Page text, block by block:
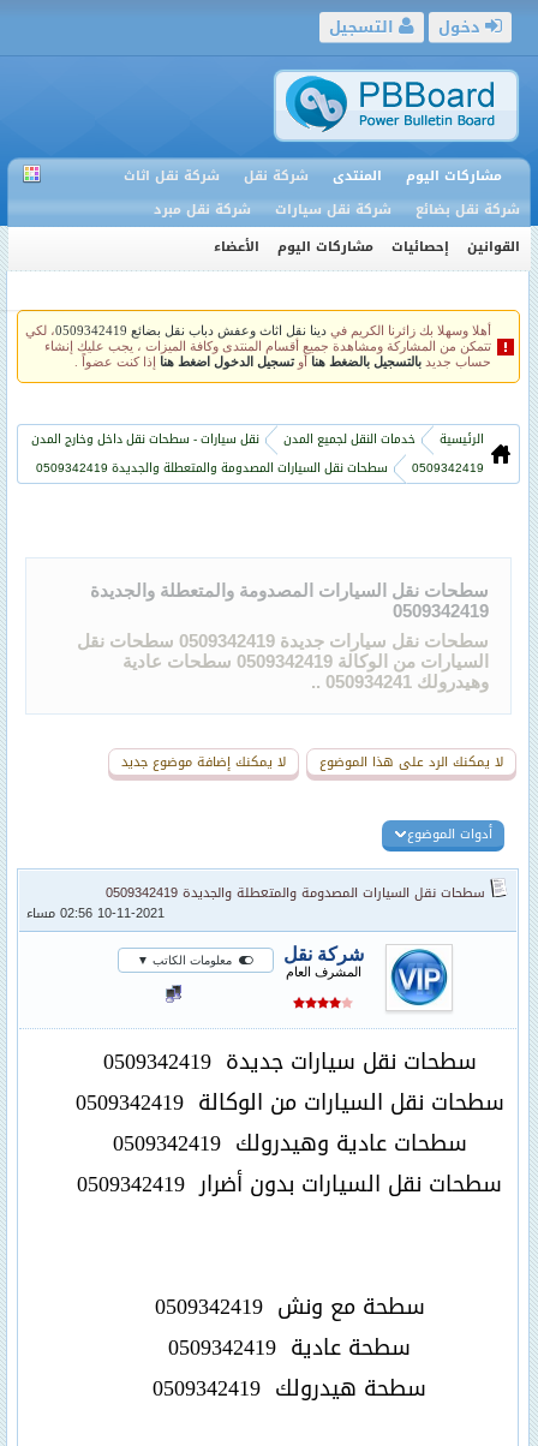
التسجيل دخول
مشاركات اليوم المنتدى شركة نقل
شركة نقل اثاث
شركة نقل بضائع
شركة نقل سيارات
شركة نقل مبرد
القوانين
إحصائيات مشاركات اليوم الأعضاء
أهلا وسهلا بك زائرنا الكريم فيدينا نقل اثاث وعفش دباب نقل بضائع 0509342419
، لكي
تتمكن من المشاركة ومشاهدة جميع أقسام المنتدى وكافة الميزات ، يجب عليك إنشاء
حساب جديدبالتسجيل بالضغط هنا أوتسجيل الدخول اضغط هنا إذا كنت عضواً .
الرئيسية خدمات النقل لجميع المدن
نقل سيارات - سطحات نقل داخل وخارج المدن
0509342419
سطحات نقل السيارات المصدومة والمتعطلة والجديدة 0509342419
سطحات نقل السيارات المصدومة والمتعطلة والجديدة
0509342419
سطحات نقل سيارات جديدة 0509342419 سطحات نقل
السيارات من الوكالة 0509342419 سطحات عادية
وهيدرولك 050934241 ..
لا يمكنك الرد على هذا الموضوع لا يمكنك إضافة موضوع جديد
أدوات الموضوع
سطحات نقل السيارات المصدومة والمتعطلة والجديدة 0509342419
10-11-2021 02:56 مساء
شركة نقل
المشرف العام
معلومات الكاتب ▼
سطحات نقل سيارات جديدة0509342419
سطحات نقل السيارات من الوكالة0509342419
سطحات عادية وهيدرولك0509342419
سطحات نقل السيارات بدون أضرار 0509342419
سطحة مع ونش0509342419
سطحة عادية 0509342419
سطحة هيدرولك 0509342419